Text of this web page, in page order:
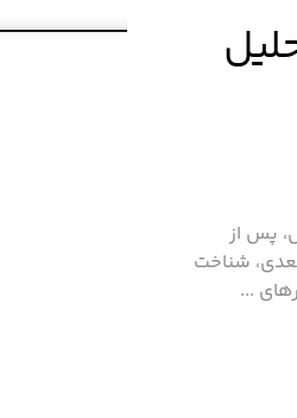
پس از
شناخت
...